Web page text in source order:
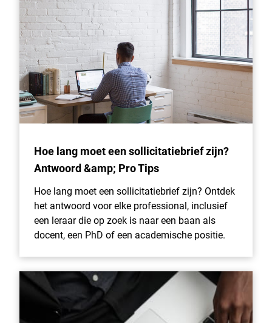
Hoe lang moet een sollicitatiebrief zijn?
Antwoord &amp; Pro Tips
Hoe lang moet een sollicitatiebrief zijn? Ontdek
het antwoord voor elke professional, inclusief
een leraar die op zoek is naar een baan als
docent, een PhD of een academische positie.